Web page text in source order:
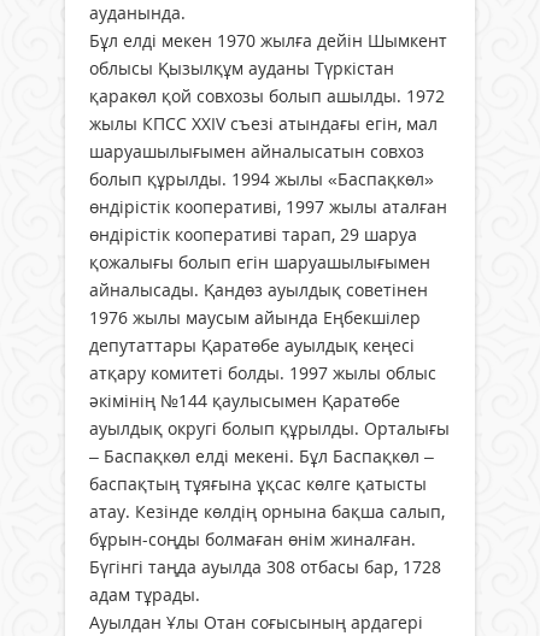
ауданында.
Бұл елді мекен 1970 жылға дейін Шымкент
облысы Қызылқұм ауданы Түркістан
қаракөл қой совхозы болып ашылды. 1972
жылы КПСС ХХІV съезі атындағы егін, мал
шаруашылығымен айналысатын совхоз
болып құрылды. 1994 жылы «Баспақкөл»
өндірістік кооперативі, 1997 жылы аталған
өндірістік кооперативі тарап, 29 шаруа
қожалығы болып егін шаруашылығымен
айналысады. Қандөз ауылдық советінен
1976 жылы маусым айында Еңбекшілер
депутаттары Қаратөбе ауылдық кеңесі
атқару комитеті болды. 1997 жылы облыс
әкімінің №144 қаулысымен Қаратөбе
ауылдық округі болып құрылды. Орталығы
– Баспақкөл елді мекені. Бұл Баспақкөл –
баспақтың тұяғына ұқсас көлге қатысты
атау. Кезінде көлдің орнына бақша салып,
бұрын-соңды болмаған өнім жиналған.
Бүгінгі таңда ауылда 308 отбасы бар, 1728
адам тұрады.
Ауылдан Ұлы Отан соғысының ардагері